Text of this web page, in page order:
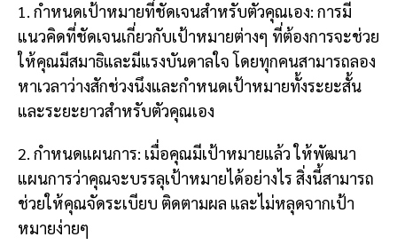
1. กำหนดเป้าหมายที่ชัดเจนสำหรับตัวคุณเอง: การมี
แนวคิดที่ชัดเจนเกี่ยวกับเป้าหมายต่างๆ ที่ต้องการจะช่วย
ให้คุณมีสมาธิและมีแรงบันดาลใจ โดยทุกคนสามารถลอง
หาเวลาว่างสักช่วงนึงและกำหนดเป้าหมายทั้งระยะสั้น
และระยะยาวสำหรับตัวคุณเอง
2. กำหนดแผนการ: เมื่อคุณมีเป้าหมายแล้ว ให้พัฒนา
แผนการว่าคุณจะบรรลุเป้าหมายได้อย่างไร สิ่งนี้สามารถ
ช่วยให้คุณจัดระเบียบ ติดตามผล และไม่หลุดจากเป้า
หมายง่ายๆ